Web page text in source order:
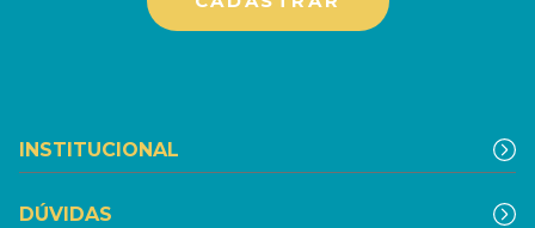
INSTITUCIONAL
DÚVIDAS